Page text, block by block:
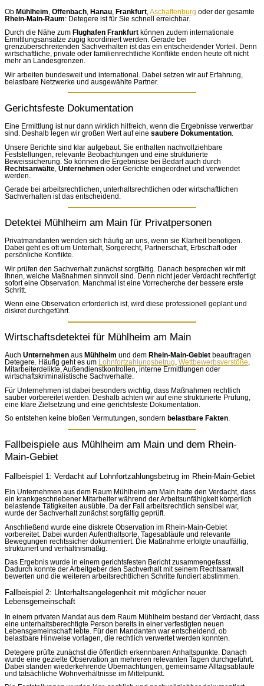
Ob Mühlheim Offenbach Hanau Frankfurt Aschaffenburg oder der gesamte
Rhein-Main-Raum: Detegere ist für Sie schnell erreichbar.
Durch die Nähe zum Flughafen Frankfurt können zudem internationale
Ermittlungsansätze zügig koordiniert werden. Gerade bei
grenzüberschreitenden Sachverhalten ist das ein entscheidender Vorteil. Denn
wirtschaftliche, private oder familienrechtliche Konflikte enden heute oft nicht
mehr an Landesgrenzen.
Wir arbeiten bundesweit und international. Dabei setzen wir auf Erfahrung,
belastbare Netzwerke und ausgewählte Partner.
Gerichtsfeste Dokumentation
Eine Ermittlung ist nur dann wirklich hilfreich, wenn die Ergebnisse verwertbar
sind. Deshalb legen wir großen Wert auf eine saubere Dokumentation
Unsere Berichte sind klar aufgebaut. Sie enthalten nachvollziehbare
Feststellungen, relevante Beobachtungen und eine strukturierte
Beweissicherung. So können die Ergebnisse bei Bedarf auch durch
Rechtsanwälte Unternehmen oder Gerichte eingeordnet und verwendet
werden.
Gerade bei arbeitsrechtlichen, unterhaltsrechtlichen oder wirtschaftlichen
Sachverhalten ist das entscheidend.
Detektei Mühlheim am Main für Privatpersonen
Privatmandanten wenden sich häufig an uns, wenn sie Klarheit benötigen.
Dabei geht es oft um Unterhalt, Sorgerecht, Partnerschaft, Erbschaft oder
persönliche Konflikte.
Wir prüfen den Sachverhalt zunächst sorgfältig. Danach besprechen wir mit
Ihnen, welche Maßnahmen sinnvoll sind. Denn nicht jeder Verdacht rechtfertigt
sofort eine Observation. Manchmal ist eine Vorrecherche der bessere erste
Schritt.
Wenn eine Observation erforderlich ist, wird diese professionell geplant und
diskret durchgeführt.
Wirtschaftsdetektei für Mühlheim am Main
Auch Unternehmen aus Mühlheim und dem Rhein-Main-Gebiet beauftragen
Detegere. Häufig geht es um Lohnfortzahlungsbetrug, Wettbewerbsverstöße,
Mitarbeiterdelikte, Außendienstkontrollen, interne Ermittlungen oder
wirtschaftskriminalistische Sachverhalte.
Für Unternehmen ist dabei besonders wichtig, dass Maßnahmen rechtlich
sauber vorbereitet werden. Deshalb achten wir auf eine strukturierte Prüfung,
eine klare Zielsetzung und eine gerichtsfeste Dokumentation.
So entstehen keine bloßen Vermutungen, sondern belastbare Fakten.
Fallbeispiele aus Mühlheim am Main und dem Rhein-
Main-Gebiet
Fallbeispiel 1: Verdacht auf Lohnfortzahlungsbetrug im Rhein-Main-Gebiet
Ein Unternehmen aus dem Raum Mühlheim am Main hatte den Verdacht, dass
ein krankgeschriebener Mitarbeiter während der Arbeitsunfähigkeit körperlich
belastende Tätigkeiten ausübte. Da der Fall arbeitsrechtlich sensibel war,
wurde der Sachverhalt zunächst sorgfältig geprüft.
Anschließend wurde eine diskrete Observation im Rhein-Main-Gebiet
vorbereitet. Dabei wurden Aufenthaltsorte, Tagesabläufe und relevante
Bewegungen rechtssicher dokumentiert. Die Maßnahme erfolgte unauffällig,
strukturiert und verhältnismäßig.
Das Ergebnis wurde in einem gerichtsfesten Bericht zusammengefasst.
Dadurch konnte der Arbeitgeber den Sachverhalt mit seinem Rechtsanwalt
bewerten und die weiteren arbeitsrechtlichen Schritte fundiert abstimmen.
Fallbeispiel 2: Unterhaltsangelegenheit mit möglicher neuer
Lebensgemeinschaft
In einem privaten Mandat aus dem Raum Mühlheim bestand der Verdacht, dass
eine unterhaltsberechtigte Person bereits in einer verfestigten neuen
Lebensgemeinschaft lebte. Für den Mandanten war entscheidend, ob
belastbare Hinweise vorlagen, die rechtlich verwertet werden konnten.
Detegere prüfte zunächst die öffentlich erkennbaren Anhaltspunkte. Danach
wurde eine gezielte Observation an mehreren relevanten Tagen durchgeführt.
Dabei standen wiederkehrende Übernachtungen, gemeinsame Alltagsabläufe
und tatsächliche Wohnverhältnisse im Mittelpunkt.